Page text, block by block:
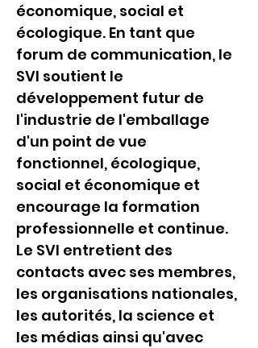
économique, social et
écologique. En tant que
forum de communication, le
SVI soutient le
développement futur de
l'industrie de l'emballage
d'un point de vue
fonctionnel, écologique,
social et économique et
encourage la formation
professionnelle et continue.
Le SVI entretient des
contacts avec ses membres,
les organisations nationales,
les autorités, la science et
les médias ainsi qu'avec